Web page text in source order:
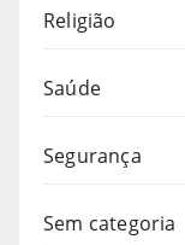
Religião
Saúde
Segurança
Sem categoria